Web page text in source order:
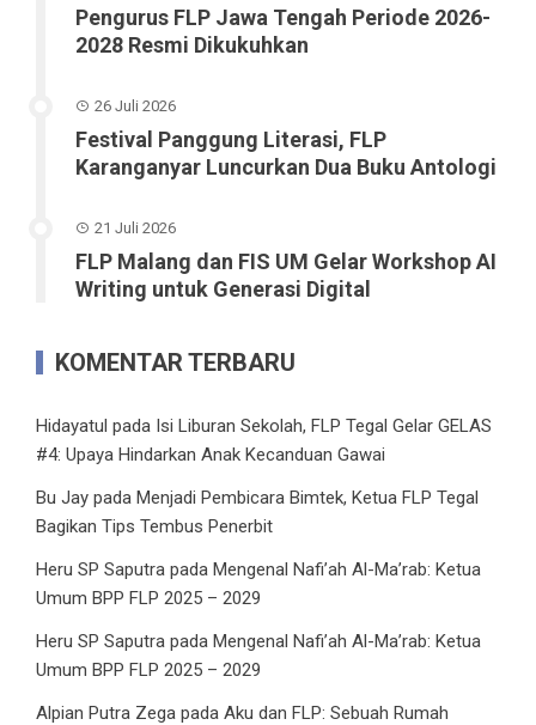
Pengurus FLP Jawa Tengah Periode 2026-
2028 Resmi Dikukuhkan
26 Juli 2026
Festival Panggung Literasi, FLP
Karanganyar Luncurkan Dua Buku Antologi
21 Juli 2026
FLP Malang dan FIS UM Gelar Workshop AI
Writing untuk Generasi Digital
KOMENTAR TERBARU
Hidayatul pada Isi Liburan Sekolah, FLP Tegal Gelar GELAS
#4: Upaya Hindarkan Anak Kecanduan Gawai
Bu Jay pada Menjadi Pembicara Bimtek, Ketua FLP Tegal
Bagikan Tips Tembus Penerbit
Heru SP Saputra pada Mengenal Nafi’ah Al-Ma’rab: Ketua
Umum BPP FLP 2025 – 2029
Heru SP Saputra pada Mengenal Nafi’ah Al-Ma’rab: Ketua
Umum BPP FLP 2025 – 2029
Alpian Putra Zega pada Aku dan FLP: Sebuah Rumah